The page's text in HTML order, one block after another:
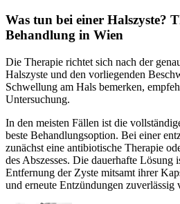
Was tun bei einer Halszyste?
Behandlung in Wien
Die Therapie richtet sich nach der
Halszyste und den vorliegenden
Schwellung am Hals bemerken,
Untersuchung.
In den meisten Fällen ist die
beste Behandlungsoption. Bei einer
zunächst eine antibiotische Therapie
des Abszesses. Die dauerhafte Lösung
Entfernung der Zyste mitsamt ihrer
und erneute Entzündungen zuverlässig